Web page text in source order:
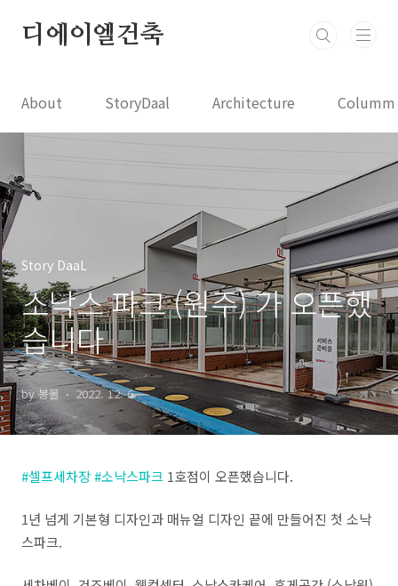
디에이엘건축
About StoryDaal Architecture Columm
Story DaaL
소낙스 파크 (원주) 가 오픈했
습니다
by 봉볼 2022. 12. 6.
#셀프세차장#소낙스파크 1호점이 오픈했습니다.
1년 넘게 기본형 디자인과 매뉴얼 디자인 끝에 만들어진 첫 소낙
스파크.